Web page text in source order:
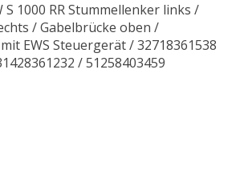
1000 RR Stummellenker links /
/ Gabelbrücke oben /
EWS Steuergerät / 32718361538
/ 51258403459